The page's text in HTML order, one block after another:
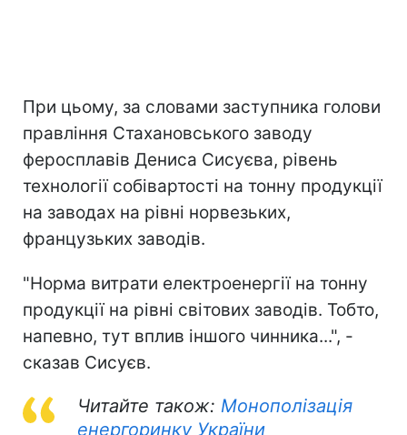
При цьому, за словами заступника голови
правління Стахановського заводу
феросплавів Дениса Сисуєва, рівень
технології собівартості на тонну продукції
на заводах на рівні норвезьких,
французьких заводів.
"Норма витрати електроенергії на тонну
продукції на рівні світових заводів. Тобто,
напевно, тут вплив іншого чинника...", -
сказав Сисуєв.
Читайте також: Монополізація
енергоринку України